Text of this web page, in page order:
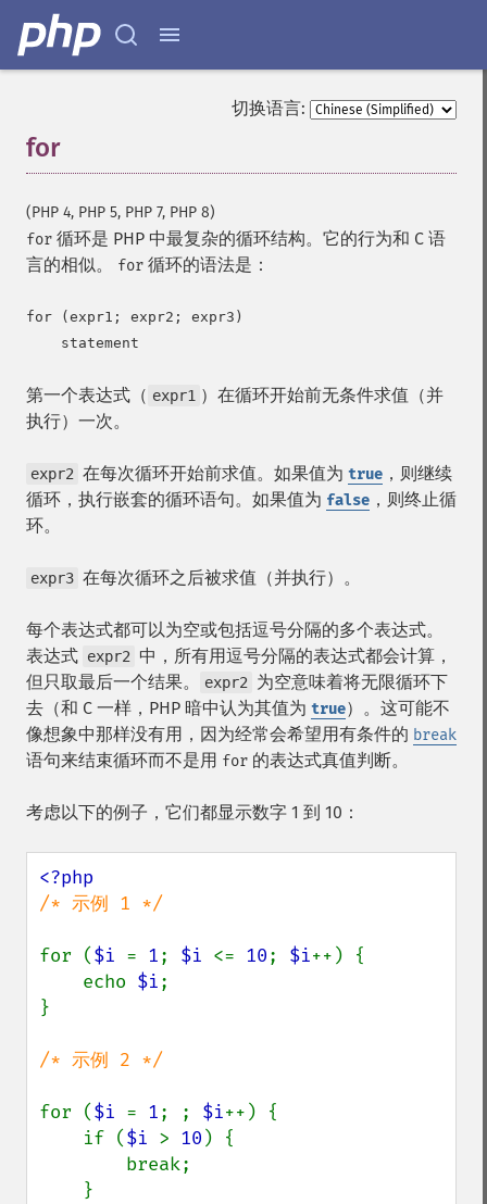
切换语言:
for¶
(PHP 4, PHP 5, PHP 7, PHP 8)
for 循环是 PHP 中最复杂的循环结构。它的行为和 C 语
言的相似。
for 循环的语法是：
for (expr1; expr2; expr3)
第一个表达式（ expr1 ）在循环开始前无条件求值（并
执行）一次。
expr2 在每次循环开始前求值。如果值为 true ，则继续
循环，执行嵌套的循环语句。如果值为 false ，则终止循
环。
expr3 在每次循环之后被求值（并执行）。
每个表达式都可以为空或包括逗号分隔的多个表达式。
表达式 expr2
中，所有用逗号分隔的表达式都会计算，
但只取最后一个结果。
expr2
为空意味着将无限循环下
去（和 C 一样，PHP 暗中认为其值为 true）。这可能不
像想象中那样没有用，因为经常会希望用有条件的 break
语句来结束循环而不是用 for 的表达式真值判断。
考虑以下的例子，它们都显示数字 1 到 10：
/* 示例 1 */
for ($i = 1; $i <= 10; $i++) {
    echo
$i;
}
/* 示例 2 */
for ($i = 1; ; $i++) {
    if (
$i > 10 ) {